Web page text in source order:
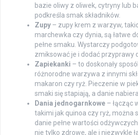
bazie oliwy z oliwek, cytryny lub
podkreśla smak składników.
Zupy – zupy krem z warzyw,
marchewka czy dynia, są łatwe
pełne smaku. Wystarczy
zmiksować je i dodać przyprawy
Zapiekanki – to doskonały
różnorodne warzywa z innymi
makaron czy ryż. Pieczenie w
smaki się stapiają, a danie
Dania jednogarnkowe – łącząc
takimi jak quinoa czy ryż, można
danie pełne wartości
nie tylko zdrowe, ale i niezwykle